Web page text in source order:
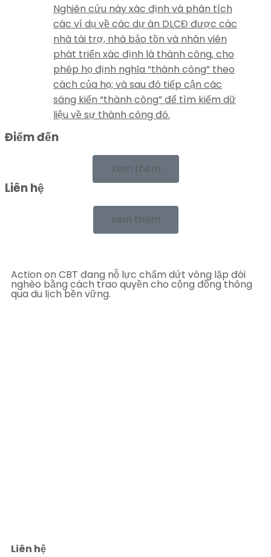
Nghiên cứu này xác định và phân tích
các ví dụ về các dự án DLCĐ được các
nhà tài trợ, nhà bảo tồn và nhân viên
phát triển xác định là thành công, cho
phép họ định nghĩa “thành công” theo
cách của họ; và sau đó tiếp cận các
sáng kiến “thành công” để tìm kiếm dữ
liệu về sự thành công đó.
Điểm đến
Xem thêm
Liên hệ
xem thêm
Action on CBT đang nỗ lực chấm dứt vòng lặp đói
nghèo bằng cách trao quyền cho cộng đồng thông
qua du lịch bền vững.
Liên hệ